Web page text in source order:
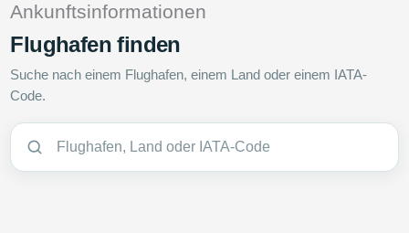
Ankunftsinformationen
Flughafen finden
Suche nach einem Flughafen, einem Land oder einem IATA-
Code.